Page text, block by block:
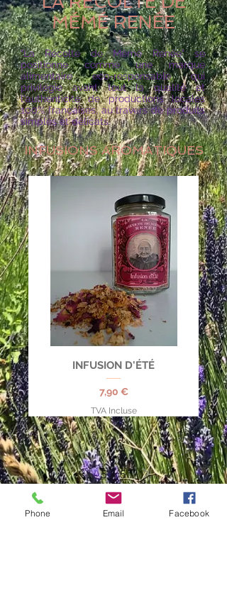
MÉMÉ RENÉE
"La Récolte de Mémé Renée" se
positionne comme une marque
alimentaire eco-responsable qui
privilégie avant tout la qualité et
l'authenticité de productions locales
100% françaises, au travers de produits
simples et délicats.
INFUSIONS AROMATIQUES
INFUSION D'ÉTÉ
Prix
7,90 €
TVA Incluse
5 / 5
Phone Email Facebook